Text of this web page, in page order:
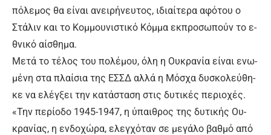
πό­λε­μος θα εί­ναι α­νει­ρή­νευ­τος, ι­διαί­τε­ρα α­φό­του ο
Στά­λιν και το Κομ­μου­νι­στι­κό Κόμ­μα εκ­προ­σω­πούν το ε­
θνι­κό αί­σθη­μα.
Με­τά το τέ­λος του πο­λέ­μου, ό­λη η Ου­κρα­νί­α εί­ναι ε­νω­
μέ­νη στα πλαί­σια της ΕΣ­ΣΔ αλ­λά η Μό­σχα δυ­σκο­λεύ­θη­
κε να ε­λέγ­ξει την κα­τά­στα­ση στις δυ­τι­κές πε­ριο­χές.
«Την πε­ρί­ο­δο 1945-1947, η ύ­παι­θρος της δυ­τι­κής Ου­
κρα­νί­ας, η εν­δο­χώ­ρα, ε­λεγ­χό­ταν σε με­γά­λο βαθ­μό α­πό